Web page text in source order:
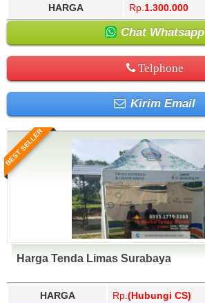
HARGA Rp. 1.300.000
Chat Whatsapp
Telphone
Kirim Email
BEST SELLER
Harga Tenda Limas Surabaya
HARGA Rp. (Hubungi CS)